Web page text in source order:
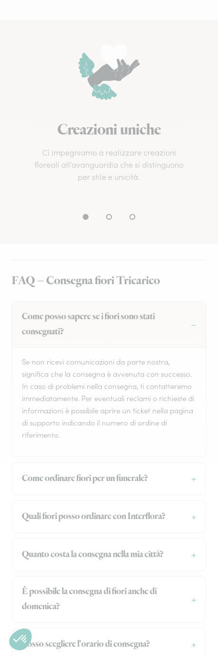
Creazioni uniche
Ci impegniamo a realizzare creazioni
floreali all’avanguardia che si distinguono
per stile e unicità.
FAQ – Consegna fiori Tricarico
Come posso sapere se i fiori sono stati
consegnati?
Se non ricevi comunicazioni da parte nostra,
significa che la consegna è avvenuta con successo.
In caso di problemi nella consegna, ti contatteremo
immediatamente. Per eventuali reclami o richieste di
informazioni è possibile aprire un ticket nella pagina
di supporto indicando il numero di ordine di
riferimento.
Come ordinare fiori per un funerale?
Quali fiori posso ordinare con Interflora?
Quanto costa la consegna nella mia città?
È possibile la consegna di fiori anche di
domenica?
Posso scegliere l'orario di consegna?